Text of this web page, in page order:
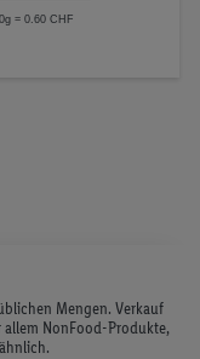
= 0.60 CHF
Mengen. Verkauf
NonFood-Produkte,